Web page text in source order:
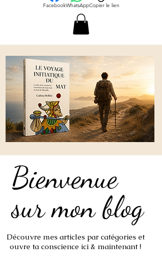
FacebookWhatsAppCopier le lien
Bienvenue
sur mon blog
Bienvenue
sur mon blog
Découvre mes articles par catégories et
ouvre ta conscience ici & maintenant !